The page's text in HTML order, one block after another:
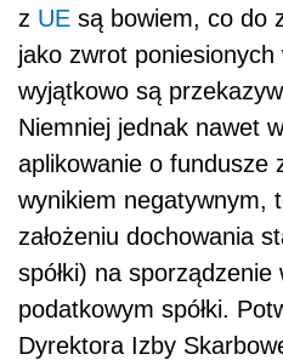
z UE są bowiem, co do
jako zwrot
wyjątkowo są
Niemniej jednak nawet
aplikowanie o fundusze
wynikiem negatywnym,
założeniu dochowania
spółki) na
podatkowym spółki.
Dyrektora Izby